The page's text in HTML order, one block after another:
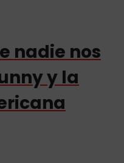
nadie nos
y la